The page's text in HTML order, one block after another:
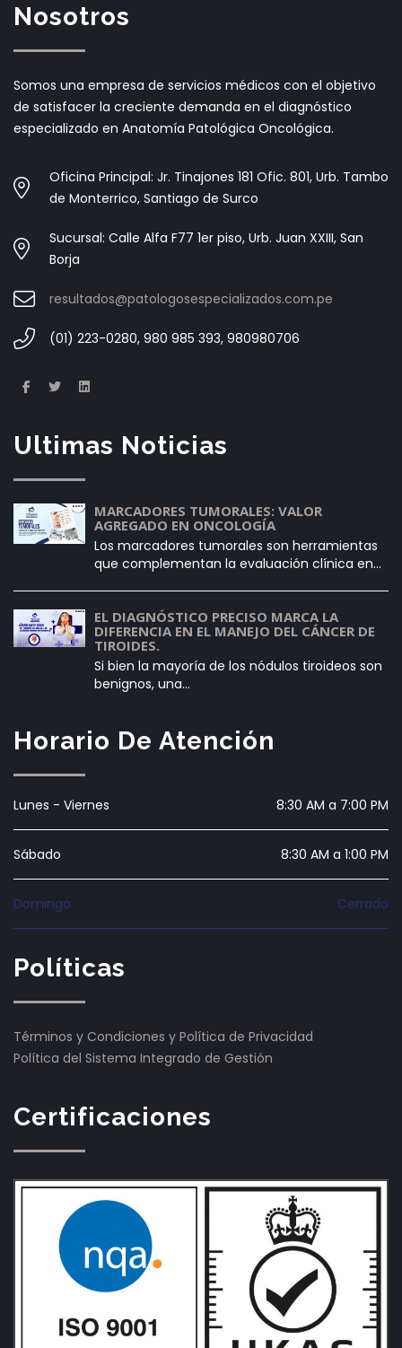
Nosotros
Somos una empresa de servicios médicos con el objetivo
de satisfacer la creciente demanda en el diagnóstico
especializado en Anatomía Patológica Oncológica.
Oficina Principal: Jr. Tinajones 181 Ofic. 801, Urb. Tambo
de Monterrico, Santiago de Surco
Sucursal: Calle Alfa F77 1er piso, Urb. Juan XXIII, San
Borja
resultados@patologosespecializados.com.pe
(01) 223-0280, 980 985 393, 980980706
Ultimas Noticias
MARCADORES TUMORALES: VALOR
AGREGADO EN ONCOLOGÍA
Los marcadores tumorales son herramientas
que complementan la evaluación clínica en…
EL DIAGNÓSTICO PRECISO MARCA LA
DIFERENCIA EN EL MANEJO DEL CÁNCER DE
TIROIDES.
Si bien la mayoría de los nódulos tiroideos son
benignos, una…
Horario De Atención
Lunes - Viernes 8:30 AM a 7:00 PM
Sábado 8:30 AM a 1:00 PM
Domingo Cerrado
Políticas
Términos y Condiciones y Política de Privacidad
Política del Sistema Integrado de Gestión
Certificaciones